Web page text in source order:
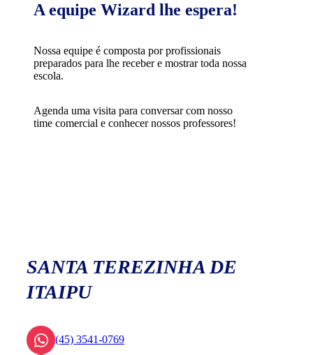
A equipe Wizard lhe espera!
Nossa equipe é composta por profissionais
preparados para lhe receber e mostrar toda nossa
escola.
Agenda uma visita para conversar com nosso
time comercial e conhecer nossos professores!
SANTA TEREZINHA DE
ITAIPU
(45) 3541-0769